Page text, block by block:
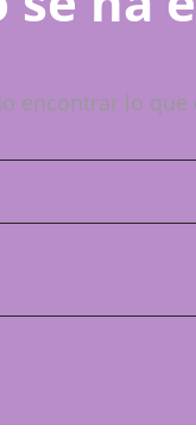
encontrar lo